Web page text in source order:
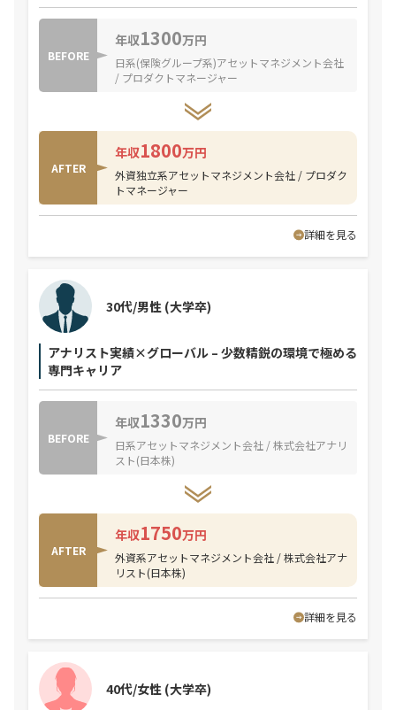
BEFORE
年収1300万円
日系(保険グループ系)アセットマネジメント会社
/ プロダクトマネージャー
AFTER
年収1800万円
外資独立系アセットマネジメント会社 / プロダク
トマネージャー
詳細を見る
アナリスト実績×グローバル – 少数精鋭の環境で極める
専門キャリア
30代/男性 (大学卒)
BEFORE
年収1330万円
日系アセットマネジメント会社 / 株式会社アナリ
スト(日本株)
AFTER
年収1750万円
外資系アセットマネジメント会社 / 株式会社アナ
リスト(日本株)
詳細を見る
40代/女性 (大学卒)